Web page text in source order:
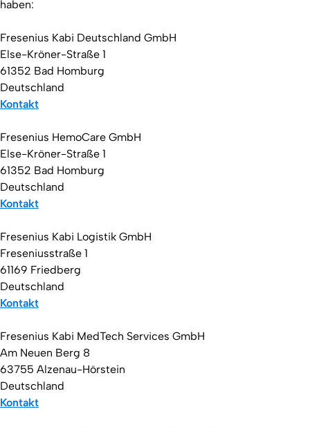
haben:
Fresenius Kabi Deutschland GmbH
Else-Kröner-Straße 1
61352 Bad Homburg
Deutschland
Kontakt
Fresenius HemoCare GmbH
Else-Kröner-Straße 1
61352 Bad Homburg
Deutschland
Kontakt
Fresenius Kabi Logistik GmbH
Freseniusstraße 1
61169 Friedberg
Deutschland
Kontakt
Fresenius Kabi MedTech Services GmbH
Am Neuen Berg 8
63755 Alzenau-Hörstein
Deutschland
Kontakt